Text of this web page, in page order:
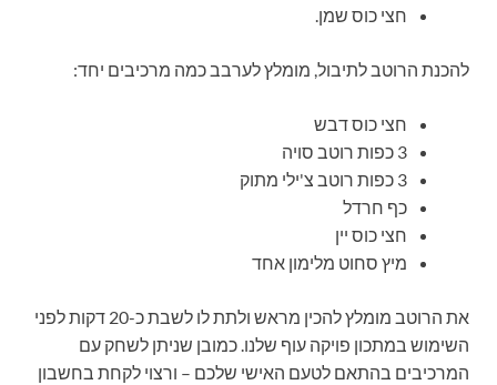
חצי כוס שמן.
להכנת הרוטב לתיבול, מומלץ לערבב כמה מרכיבים יחד:
חצי כוס דבש
3 כפות רוטב סויה
3 כפות רוטב צ'ילי מתוק
כף חרדל
חצי כוס יין
מיץ סחוט מלימון אחד
את הרוטב מומלץ להכין מראש ולתת לו לשבת כ-20 דקות לפני
השימוש במתכון פויקה עוף שלנו. כמובן שניתן לשחק עם
המרכיבים בהתאם לטעם האישי שלכם – ורצוי לקחת בחשבון